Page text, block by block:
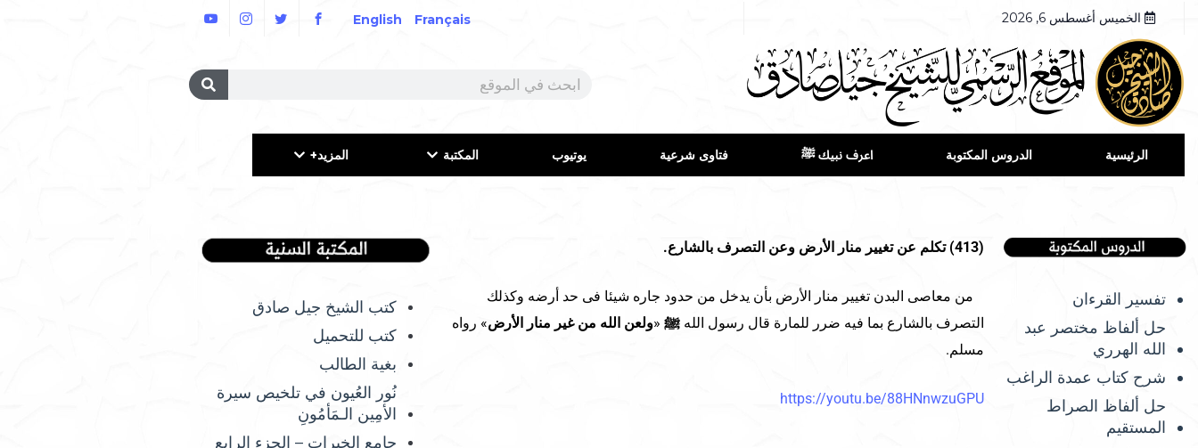
الخميس أغسطس 6, 2026 Français
English
الرئيسية الدروس المكتوبة اعرف نبيك ﷺ فتاوى شرعية يوتيوب المكتبة المزيد+
تفسير القرءان
حل ألفاظ مختصر عبد
الله الهرري
شرح كتاب عمدة الراغب
حل ألفاظ الصراط
المستقيم
(413) تكلم عن تغيير منار الأرض وعن التصرف بالشارع.
من معاصى البدن تغيير منار الأرض بأن يدخل من حدود جاره شيئا فى حد أرضه وكذلك
التصرف بالشارع بما فيه ضرر للمارة قال رسول الله ﷺ«ولعن الله من غير منار الأرض» رواه
مسلم.
https://youtu.be/88HNnwzuGPU
كتب الشيخ جيل صادق
كتب للتحميل
بغية الطالب
نُور العُيون في تلخيص سيرة
الأمِين الـمَأمُونِ
جامع الخيرات – الجزء الرابع